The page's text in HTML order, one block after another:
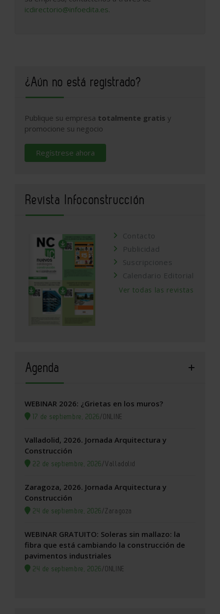
icdirectorio@infoedita.es.
¿Aún no está registrado?
Publique su empresa totalmente gratis y
promocione su negocio
Regístrese ahora
Revista Infoconstrucción
Contacto
Publicidad
Suscripciones
Calendario Editorial
Ver todas las revistas
Agenda
WEBINAR 2026: ¿Grietas en los muros?
17 de septiembre, 2026/ONLINE
Valladolid, 2026. Jornada Arquitectura y
Construcción
22 de septiembre, 2026/Valladolid
Zaragoza, 2026. Jornada Arquitectura y
Construcción
24 de septiembre, 2026/Zaragoza
WEBINAR GRATUITO: Soleras sin mallazo: la
fibra que está cambiando la construcción de
pavimentos industriales
24 de septiembre, 2026/ONLINE